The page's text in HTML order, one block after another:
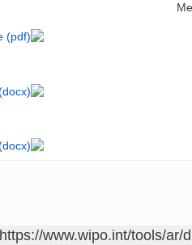
https://www.wipo.int/tools/ar/